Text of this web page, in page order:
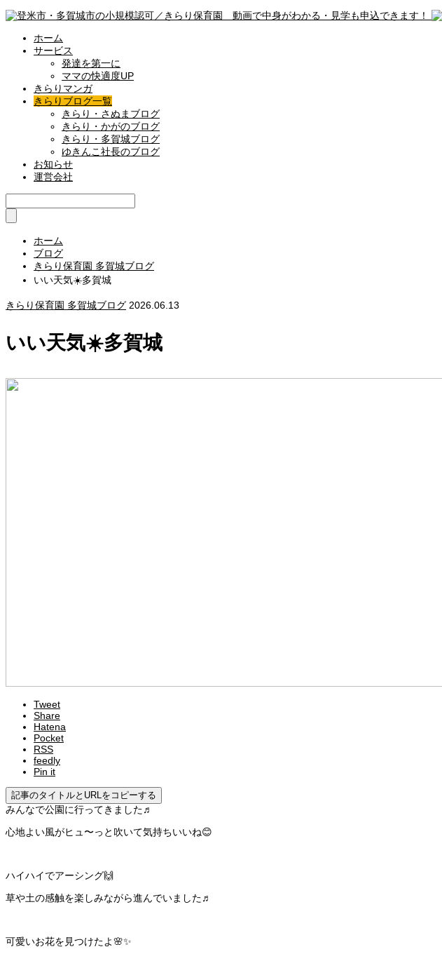
ホーム
サービス
発達を第一に
ママの快適度UP
きらりマンガ
きらりブログ一覧
きらり・さぬまブログ
きらり・かがのブログ
きらり・多賀城ブログ
ゆきんこ社長のブログ
お知らせ
運営会社
ホーム
ブログ
きらり保育園 多賀城ブログ
いい天気☀️多賀城
きらり保育園 多賀城ブログ 2026.06.13
いい天気☀️多賀城
Tweet
Share
Hatena
Pocket
RSS
feedly
Pin it
記事のタイトルとURLをコピーする
みんなで公園に行ってきました♬
心地よい風がヒュ〜っと吹いて気持ちいいね😊
ハイハイでアーシング🙌
草や土の感触を楽しみながら進んでいました♬
可愛いお花を見つけたよ🌸✨